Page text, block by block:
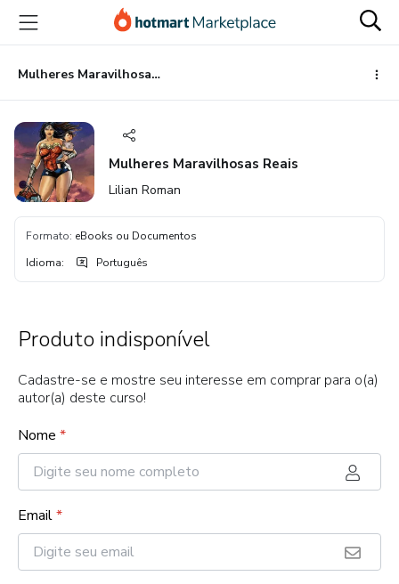
para
conteúdo
principal
para
pagamento
para
rodapé
Mulheres Maravilhosas Reais
Mulheres Maravilhosas Reais
Lilian Roman
Formato: eBooks ou Documentos
Idioma: Português
Produto indisponível
Cadastre-se e mostre seu interesse em comprar para o(a)
autor(a) deste curso!
Nome *
Email*